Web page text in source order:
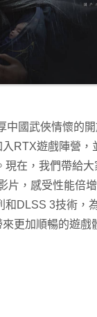
中國武俠情懷的
入RTX遊戲陣營，
現在，我們帶給
片，感受性能倍
和DLSS 3技術，
更加順暢的遊戲